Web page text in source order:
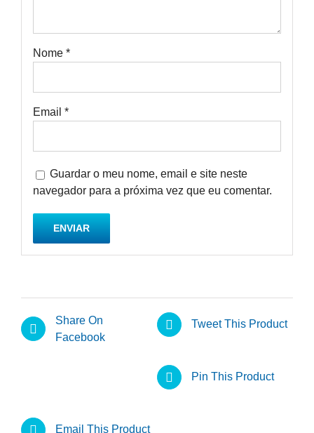
Nome *
Email *
Guardar o meu nome, email e site neste
navegador para a próxima vez que eu comentar.
Share On
Facebook
Tweet This Product
Pin This Product
Email This Product